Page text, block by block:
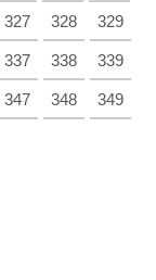
327 328 329
337 338 339
347 348 349